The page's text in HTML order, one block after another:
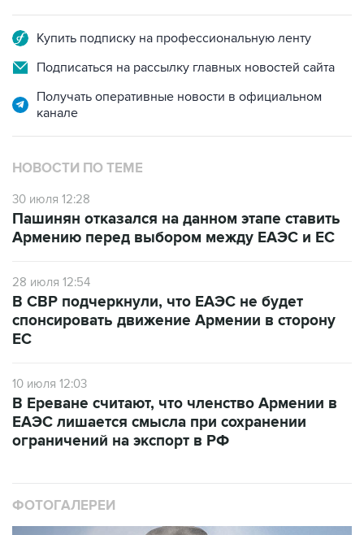
Подписаться на рассылку главных новостей сайта
Получать оперативные новости в официальном
НОВОСТИ ПО ТЕМЕ
30 июля 12:28
Армению перед выбором между ЕАЭС и ЕС
28 июля 12:54
спонсировать движение Армении в сторону
ЕС
ЕАЭС лишается смысла при сохранении
ограничений на экспорт в РФ